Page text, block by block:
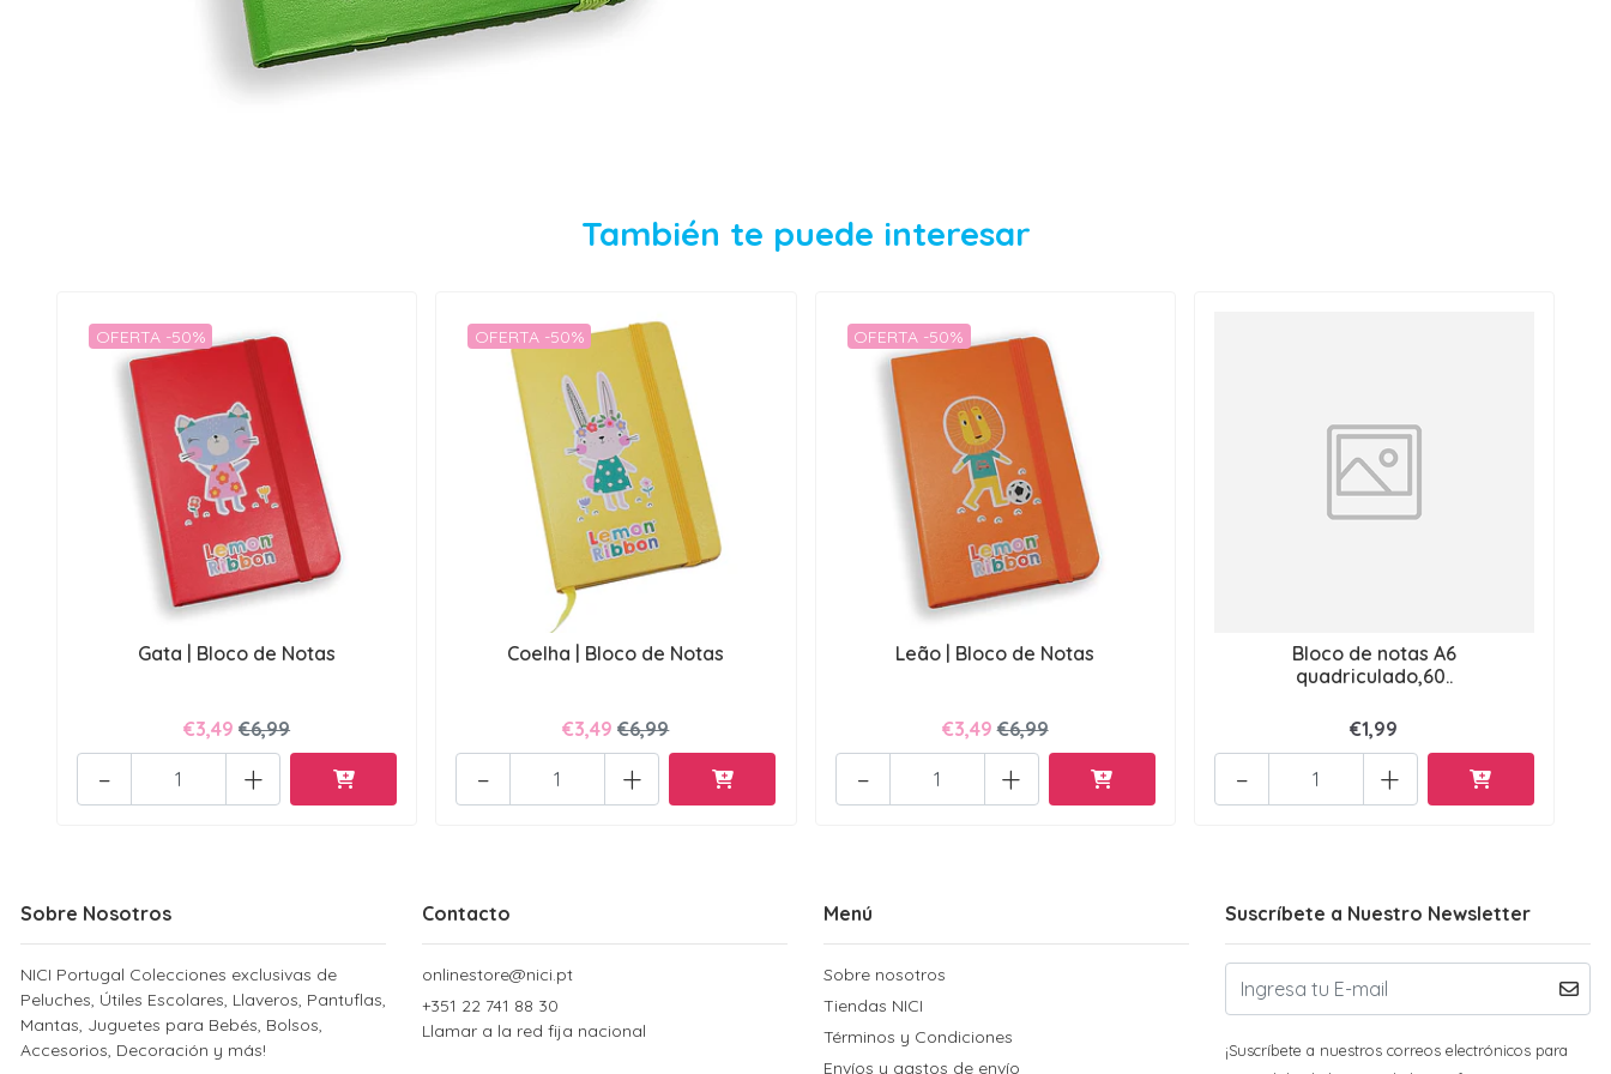
También te puede interesar
OFERTA -50%
Gata | Bloco de Notas
€3,49 €6,99
+
-
OFERTA -50%
Coelha | Bloco de Notas
€3,49 €6,99
+
-
OFERTA -50%
Leão | Bloco de Notas
€3,49 €6,99
+
-
Bloco de notas A6
quadriculado,60..
€1,99
+
-
Sobre Nosotros
NICI Portugal Colecciones exclusivas de
Peluches, Útiles Escolares, Llaveros, Pantuflas,
Mantas, Juguetes para Bebés, Bolsos,
Accesorios, Decoración y más!
Contacto
onlinestore@nici.pt
+351 22 741 88 30
Llamar a la red fija nacional
Menú
Sobre nosotros
Tiendas NICI
Términos y Condiciones
Envíos y gastos de envío
Suscríbete a Nuestro Newsletter
¡Suscríbete a nuestros correos electrónicos para